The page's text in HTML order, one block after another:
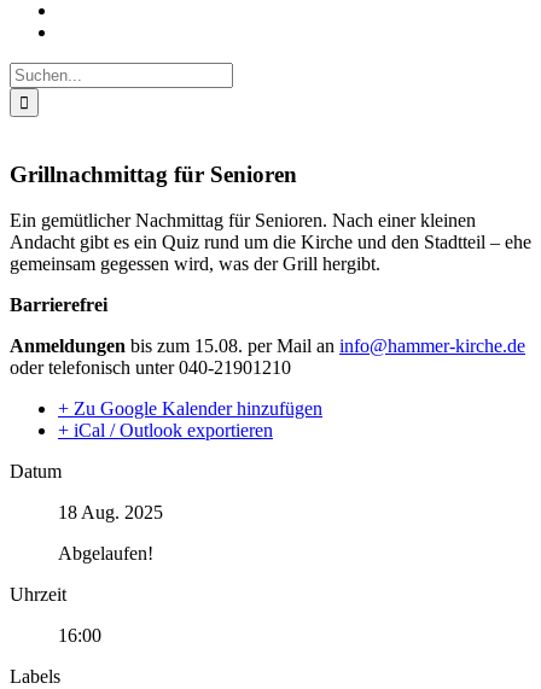
Suche
nach:
Grillnachmittag für Senioren
Ein gemütlicher Nachmittag für Senioren. Nach einer kleinen
Andacht gibt es ein Quiz rund um die Kirche und den Stadtteil – ehe
gemeinsam gegessen wird, was der Grill hergibt.
Barrierefrei
Anmeldungen bis zum 15.08. per Mail an info@hammer-kirche.de
oder telefonisch unter 040-21901210
+ Zu Google Kalender hinzufügen
+ iCal / Outlook exportieren
Datum
18 Aug. 2025
Abgelaufen!
Uhrzeit
16:00
Labels